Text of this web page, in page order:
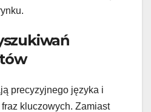
precyzyjnego języka i
kluczowych. Zamiast